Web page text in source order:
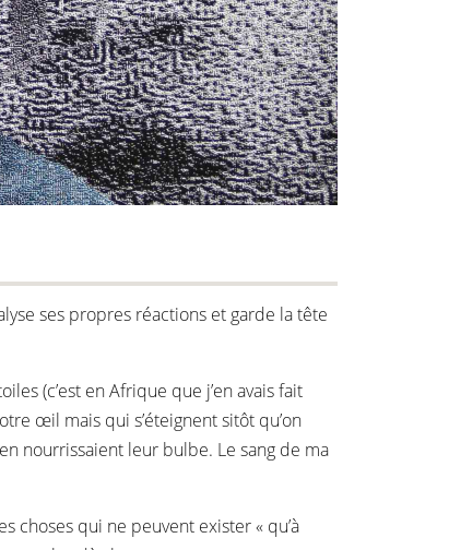
ses propres réactions et garde la tête
(c’est en Afrique que j’en avais fait
œil mais qui s’éteignent sitôt qu’on
nourrissaient leur bulbe. Le sang de ma
choses qui ne peuvent exister « qu’à